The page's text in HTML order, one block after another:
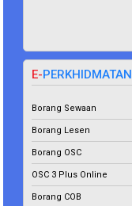
E-PERKHIDMATAN
Borang Sewaan
Borang Lesen
Borang OSC
OSC 3 Plus Online
Borang COB